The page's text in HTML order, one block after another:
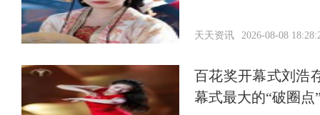
天天资讯 2026-08-08
百花奖开幕式刘浩
幕式最大的“破圈点